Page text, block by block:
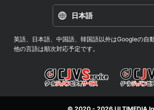
日本語
英語、日本語、中国語、韓国語以外はGoogleの自
他の言語は順次対応予定です。